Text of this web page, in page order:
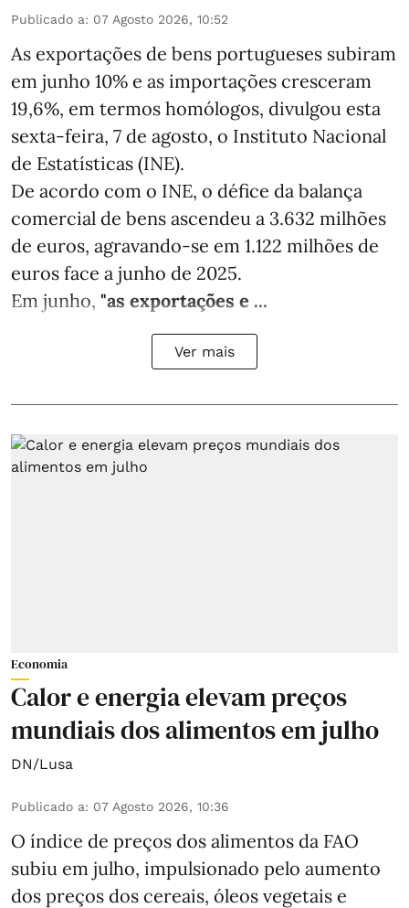
Publicado a: 07 Agosto 2026, 10:52
As exportações de bens portugueses subiram
em junho 10% e as importações cresceram
19,6%, em termos homólogos, divulgou esta
sexta-feira, 7 de agosto, o Instituto Nacional
de Estatísticas (INE).
De acordo com o INE, o défice da balança
comercial de bens ascendeu a 3.632 milhões
de euros, agravando-se em 1.122 milhões de
euros face a junho de 2025.
Em junho, "as exportações e ...
Ver mais
Economia
Calor e energia elevam preços
mundiais dos alimentos em julho
DN/Lusa
Publicado a: 07 Agosto 2026, 10:36
O índice de preços dos alimentos da FAO
subiu em julho, impulsionado pelo aumento
dos preços dos cereais, óleos vegetais e